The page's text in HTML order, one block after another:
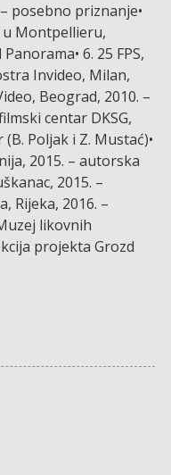
posebno priznanje•
Montpellieru,
6. 25 FPS,
Invideo, Milan,
Beograd, 2010. –
centar DKSG,
Poljak i Z. Mustać)•
2015. – autorska
2015. –
Rijeka, 2016. –
likovnih
projekta Grozd